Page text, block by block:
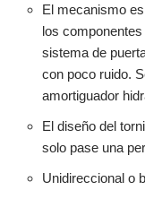
El mecanismo
los
sistema de
con poco ruido.
amortiguador
El diseño del
solo pase una
Unidireccional o